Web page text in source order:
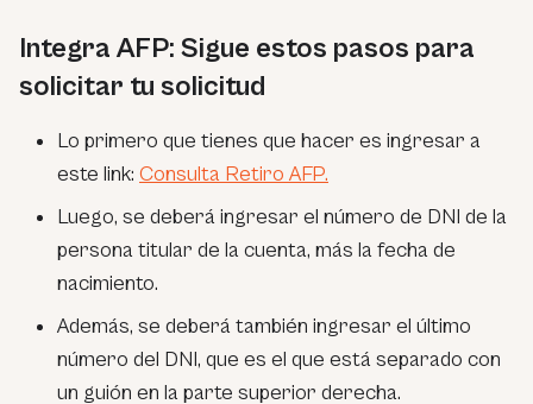
Integra AFP: Sigue estos pasos para
solicitar tu solicitud
Lo primero que tienes que hacer es ingresar a
este link: Consulta Retiro AFP.
Luego, se deberá ingresar el número de DNI de la
persona titular de la cuenta, más la fecha de
nacimiento.
Además, se deberá también ingresar el último
número del DNI, que es el que está separado con
un guión en la parte superior derecha.